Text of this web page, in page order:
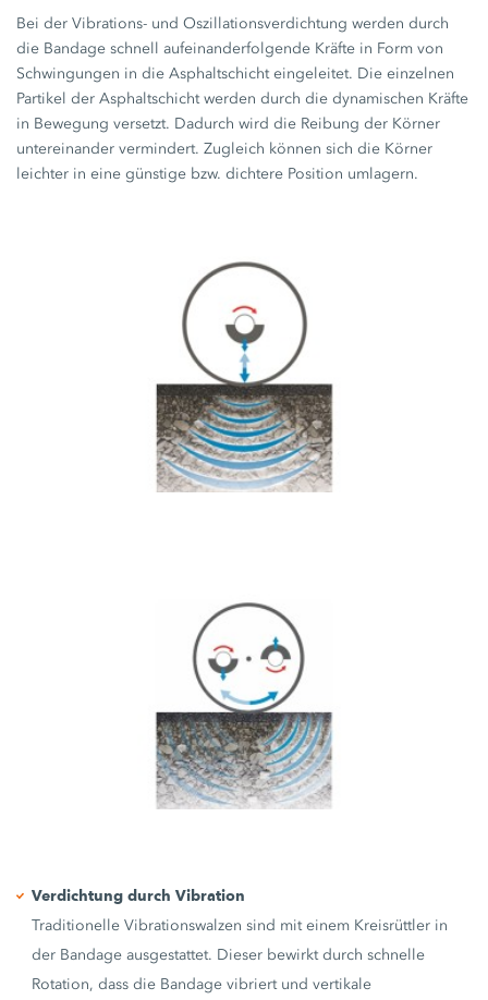
Bei der Vibrations- und Oszillationsverdichtung werden durch
die Bandage schnell aufeinanderfolgende Kräfte in Form von
Schwingungen in die Asphaltschicht eingeleitet. Die einzelnen
Partikel der Asphaltschicht werden durch die dynamischen Kräfte
in Bewegung versetzt. Dadurch wird die Reibung der Körner
untereinander vermindert. Zugleich können sich die Körner
leichter in eine günstige bzw. dichtere Position umlagern.
Verdichtung durch Vibration
Traditionelle Vibrationswalzen sind mit einem Kreisrüttler in
der Bandage ausgestattet. Dieser bewirkt durch schnelle
Rotation, dass die Bandage vibriert und vertikale